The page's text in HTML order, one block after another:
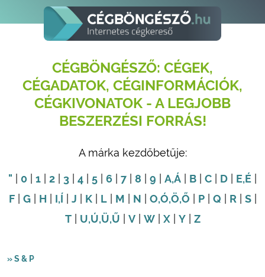
CÉGBÖNGÉSZŐ: CÉGEK,
CÉGADATOK, CÉGINFORMÁCIÓK,
CÉGKIVONATOK - A LEGJOBB
BESZERZÉSI FORRÁS!
A márka kezdőbetűje:
" 0 1 2 3 4 5 6 7 8 9 A,Á B C D E,É
F| G| H I,Í J K| L| M N O,Ó,Ö,Ő P| Q R S|
T| U,Ú,Ü,Ű V| W| X| Y| Z
» S & P